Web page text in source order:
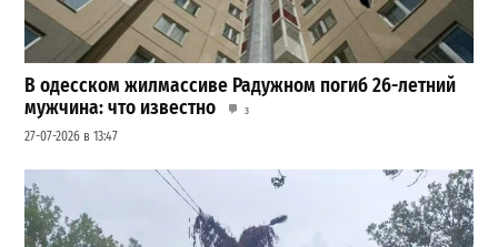
В одесском жилмассиве Радужном погиб 26-летний
мужчина: что известно
3
27-07-2026 в 13:47